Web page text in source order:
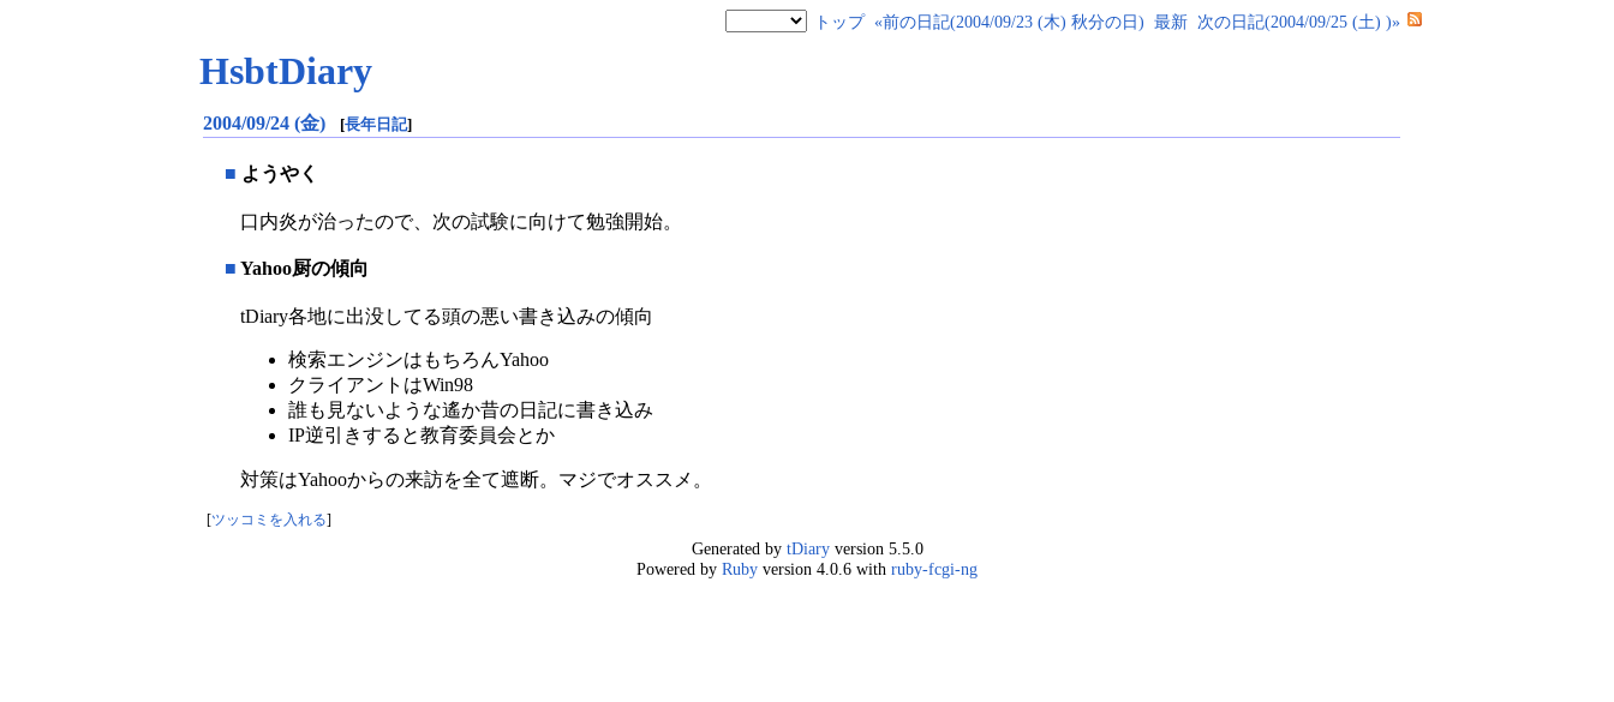
トップ «前の日記(2004/09/23 (木) 秋分の日) 最新 次の日記(2004/09/25 (土) )»
HsbtDiary
2004/09/24 (金) [長年日記]
■ ようやく
口内炎が治ったので、次の試験に向けて勉強開始。
■ Yahoo厨の傾向
tDiary各地に出没してる頭の悪い書き込みの傾向
検索エンジンはもちろんYahoo
クライアントはWin98
誰も見ないような遙か昔の日記に書き込み
IP逆引きすると教育委員会とか
対策はYahooからの来訪を全て遮断。マジでオススメ。
ツッコミを入れる
Generated by tDiaryversion 5.5.0
Powered by Ruby version 4.0.6 with ruby-fcgi-ng